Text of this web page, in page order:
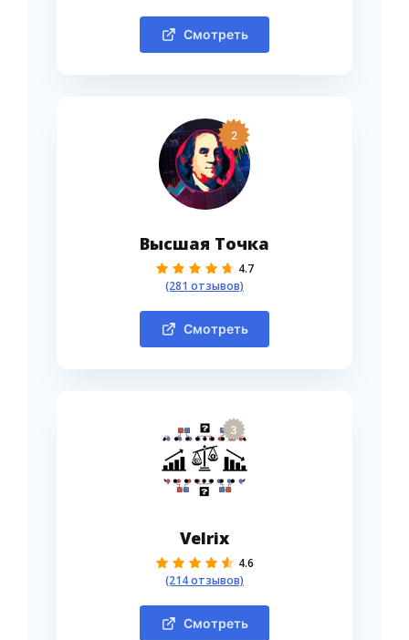
Смотреть
2
Высшая Точка
4.7
(281 отзывов)
Смотреть
3
Velrix
4.6
(214 отзывов)
Смотреть